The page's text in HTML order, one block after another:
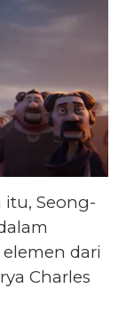
Seong-
dari
Charles